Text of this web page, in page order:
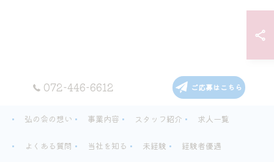
072-446-6612 ご応募はこちら
弘の会の想い 事業内容 スタッフ紹介 求人一覧
よくある質問 当社を知る 未経験 経験者優遇